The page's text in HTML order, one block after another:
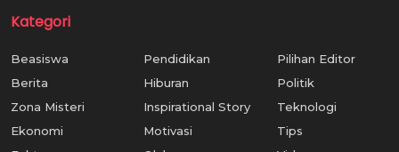
Kategori
Beasiswa
Berita
Zona Misteri
Ekonomi
Pendidikan
Hiburan
Inspirational Story
Motivasi
Pilihan Editor
Politik
Teknologi
Tips